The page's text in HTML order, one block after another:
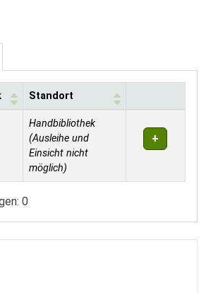
Standort
Handbibliothek
(Ausleihe und
Einsicht nicht
möglich)
0